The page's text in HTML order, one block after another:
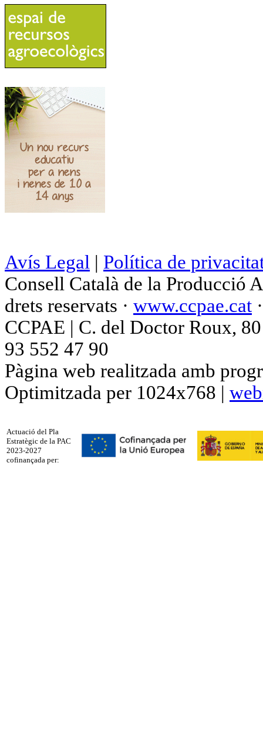
Avís Legal | Política de
Consell Català de la Producció
drets reservats · www.ccpae.cat
CCPAE | C. del Doctor Roux,
93 552 47 90
Pàgina web realitzada amb
Optimitzada per 1024x768 |
Actuació del Pla
Estratègic de la PAC
2023-2027
cofinançada per: